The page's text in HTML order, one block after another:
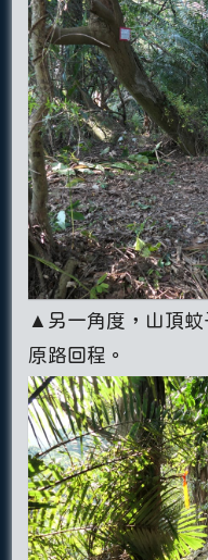
▲另一角度，山頂
原路回程。